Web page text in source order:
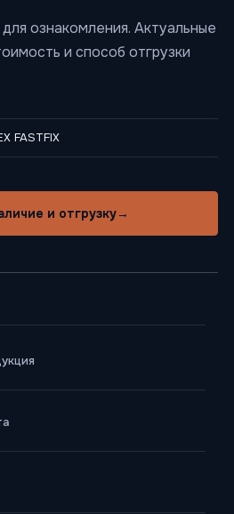
ознакомления. Актуальные
и способ отгрузки
FASTFIX
и отгрузку→